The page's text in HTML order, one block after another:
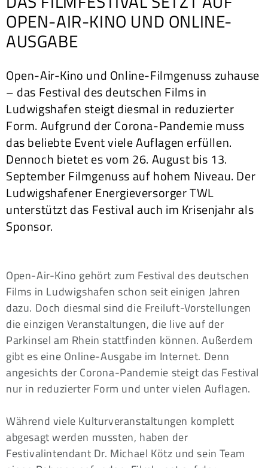
OPEN-AIR-KINO UND ONLINE-
AUSGABE
Open-Air-Kino und Online-Filmgenuss zuhause
– das Festival des deutschen Films in
Ludwigshafen steigt diesmal in reduzierter
Form. Aufgrund der Corona-Pandemie muss
das beliebte Event viele Auflagen erfüllen.
Dennoch bietet es vom 26. August bis 13.
September Filmgenuss auf hohem Niveau. Der
Ludwigshafener Energieversorger TWL
unterstützt das Festival auch im Krisenjahr als
Sponsor.
Open-Air-Kino gehört zum Festival des deutschen
Films in Ludwigshafen schon seit einigen Jahren
dazu. Doch diesmal sind die Freiluft-Vorstellungen
die einzigen Veranstaltungen, die live auf der
Parkinsel am Rhein stattfinden können. Außerdem
gibt es eine Online-Ausgabe im Internet. Denn
angesichts der Corona-Pandemie steigt das Festival
nur in reduzierter Form und unter vielen Auflagen.
Während viele Kulturveranstaltungen komplett
abgesagt werden mussten, haben der
Festivalintendant Dr. Michael Kötz und sein Team